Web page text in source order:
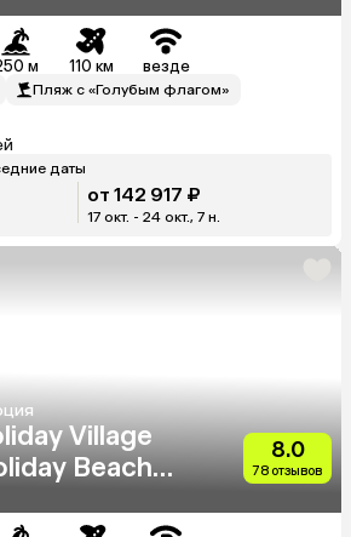
м 110 км везде
Пляж с «Голубым флагом»
даты
от 142 917 ₽
17 окт. - 24 окт., 7 н.
Village
Beach
8.0
78 отзывов